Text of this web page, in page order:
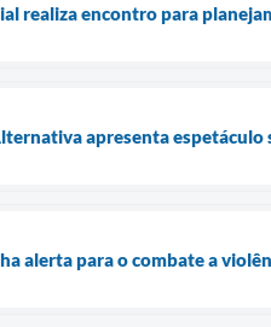
realiza encontro para
apresenta
alerta para o combate a